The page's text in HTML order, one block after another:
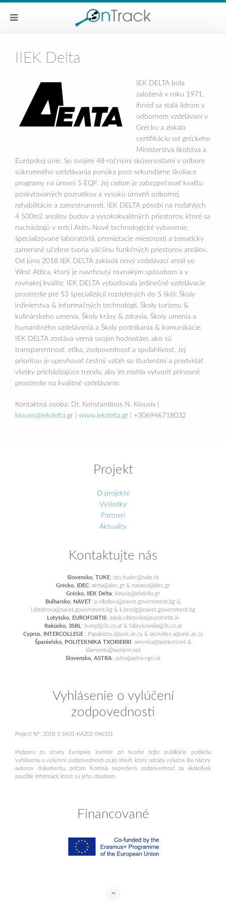
IIEK Delta
IEK DELTA bola
založená v roku 1971,
ihneď sa stala lídrom v
odbornom vzdelávaní v
Grécku a získala
certifikáciu od gréckeho
Ministerstva školstva a
Európskej únie. So svojimi 48-ročnými skúsenosťami v odbore
súkromného vzdelávania ponúka post-sekundárne školiace
programy na úrovni 5 EQF. Jej cieľom je zabezpečovať kvalitu
poskytovaných poznatkov a vysokú úroveň odbornej
rehabilitácie a zamestnanosti. IEK DELTA pôsobí na rozľahlých
4 500m2 areálov budov a vysokokvalitných priestorov, ktoré sa
nachádzajú v srdci Atén. Nové technologické vybavenie,
špecializované laboratóriá, premietacie miestnosti a tematicky
zamerané učebne tvoria väčšinu funkčných priestorov areálov.
Od júna 2018 IEK DELTA zakladá nový vzdelávací areál vo
West Attica, ktorý je navrhnutý rovnakým spôsobom a v
rovnakej kvalite. IEK DELTA vybudovala jedinečné vzdelávacie
prostredie pre 53 špecializácií rozdelených do 5 škôl: Školy
inžinierstva & informačných technológií, Školy turizmu &
kulinárskeho umenia, Školy krásy & zdravia, Školy umenia a
humanitného vzdelávania a Školy podnikania & komunikácie.
IEK DELTA zostáva verná svojim hodnotám, ako sú
transparentnosť, etika, zodpovednosť a spoľahlivosť. Jej
prioritou je upevňovať čestný vzťah so študentmi a predvídať
všetky prichádzajúce trendy, aby im mohla vytvoriť prínosné
prostredie na kvalitné vzdelávanie.
Kontaktná osoba: Dr. Konstantinos N. Kiousis |
kiousis@iekdelta.gr
www.iekdelta.gr | +306946718032
Projekt
O projekte
Výsledky
Partneri
Aktuality
Kontaktujte nás
Slovensko, TUKE: oto.hudec@tuke.sk
Grécko, IDEC: xenia@idec.gr & natassa@idec.gr
Grécko, IIEK Delta: kiousis@iekdelta.gr
Bulharsko, NAVET: p.nikolova@navet.government.bg &
i.dimitrova@navet.government.bg & k.brozig@navet.government.bg
Lotyšsko, EUROFORTIS: adela.vitkovska@eurofortis.lv
Rakúsko, 3SRL: humpl@3s.co.at & fabrykowska@3s.co.at
Cyprus, INTERCOLLEGE : Papaloizou.l@unic.ac.cy & iacovides.a@unic.ac.cy
Španielsko, POLITEKNIKA TXORIERRI : amenica@txorierri.net &
klarrondo@txorierri.net
Slovensko, ASTRA: astra@astra-ngo.sk
Vyhlásenie o vylúčení
zodpovednosti
Project N°: 2018-1-SK01-KA202-046331
Podpora zo strany Európske komisie pri tvorbe tejto publikácie podlieha
vyhláseniu o vylúčení zodpovednosti za jej obsah, ktorý odráža výlučne iba názory
autorov dokumentu, pričom Komisia nepreberá zodpovednosť za akékoľvek
použitie informácií, ktoré sú jeho obsahom.
Financované